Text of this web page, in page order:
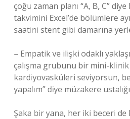
çoğu zaman planı “A, B, C”
takvimini Excel’de bölümlere
saatini stent gibi damarına
– Empatik ve ilişki odaklı
çalışma grubunu bir mini-
kardiyovasküleri seviyorsun,
yapalım” diye müzakere
Şaka bir yana, her iki beceri de